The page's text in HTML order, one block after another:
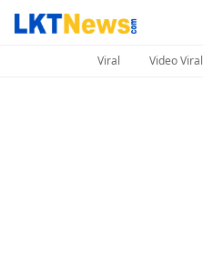
Viral Video Viral